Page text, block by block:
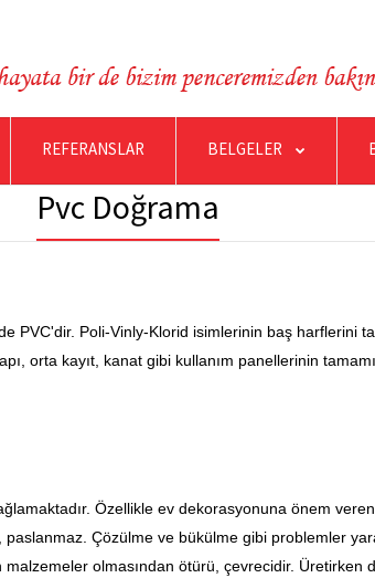
REFERANSLAR BELGELER
Pvc Doğrama
Poli-Vinly-Klorid isimlerinin baş harflerini
orta kayıt, kanat gibi kullanım panellerinin
Özellikle ev dekorasyonuna önem
Çözülme ve bükülme gibi problemler
malzemeler olmasından ötürü, çevrecidir. Üretirken